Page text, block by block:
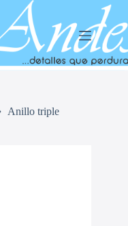
Anillo triple